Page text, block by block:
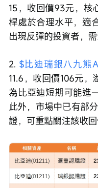
15，收回價93元，核
桿處於合理水平，適
出現反彈的投資者，
2. $比迪瑞銀八九熊
11.6，收回價106元
為比亞迪短期可能進
此外，市場中已有部
證，可重點關注該收